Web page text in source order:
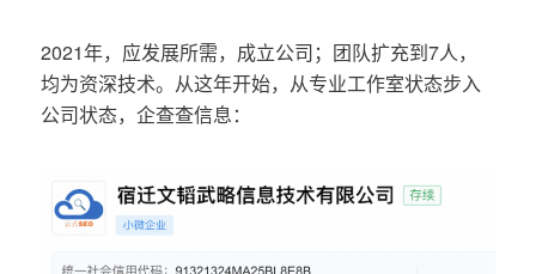
2021年，应发展所需，成立公司；团队扩充到7人，
均为资深技术。从这年开始，从专业工作室状态步入
公司状态，企查查信息：